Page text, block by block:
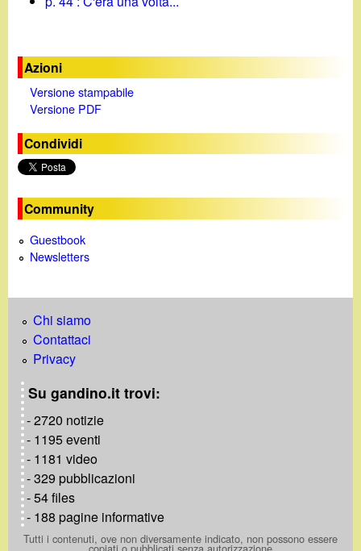
Azioni
Versione stampabile
Versione PDF
Condividi
Community
Guestbook
Newsletters
Chi siamo
Contattaci
Privacy
Su gandino.it trovi:
- 2720 notizie
- 1195 eventi
- 1181 video
- 329 pubblicazioni
- 54 files
- 188 pagine informative
Tutti i contenuti, ove non diversamente indicato, non possono essere